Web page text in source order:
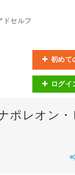
ドセルフ
初めて
ログイ
ポレオン